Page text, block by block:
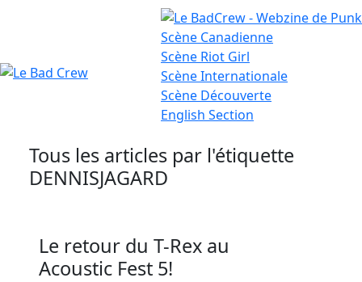
Crew
Scène Canadienne
Scène Riot Girl
ScèneInternationale
Scène Découverte
English Section
Tous les articles par l'étiquette
DENNISJAGARD
Le retour du T-Rex au
Acoustic Fest 5!